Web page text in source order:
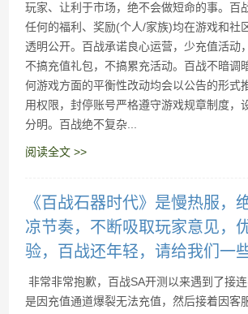
玩家、让利于市场，绝不会做短命的事。百
任何的福利、奖励(个人/家族)均在游戏和社
透明公开。百战承诺良心运营，少充值活动
不搞充值礼包，不搞累充活动。百战不暗调
何游戏方面的平衡性改动均会以公告的形式
用权限，封停账号严格遵守游戏规章制度，
分明。百战绝不复杂...
阅读全文 >>
《百战石器时代》是慢热服，
凉节奏，不断吸取玩家意见，
验，百战还年轻，请给我们一
非常非常抱歉，百战SA开测以来遇到了接
是因充值通道爆裂无法充值，然后接着因客